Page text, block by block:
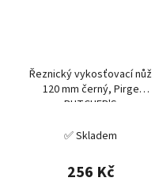
Řeznický vykosťovací nůž
120 mm černý, Pirge
BUTCHER'S
✅ Skladem
256 Kč